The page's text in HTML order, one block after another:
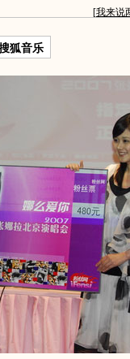
[我来说
狐音乐